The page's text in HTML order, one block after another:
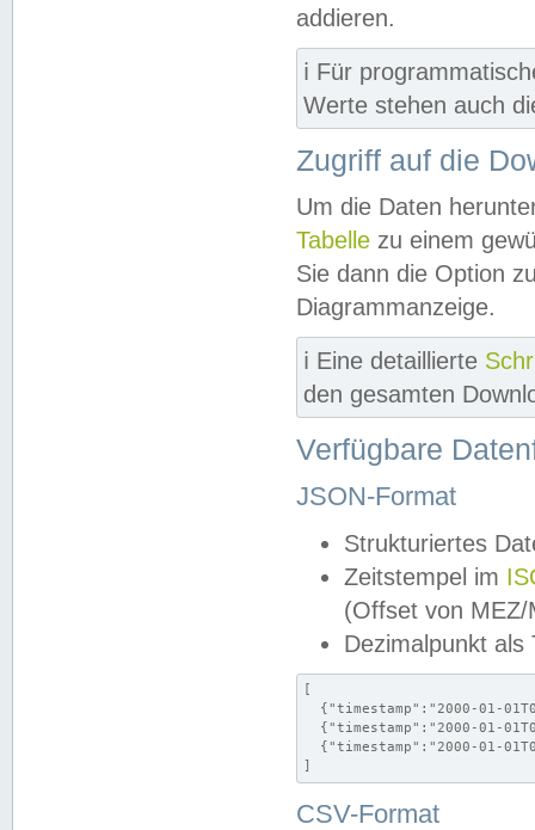
addieren.
ℹ️ Für
Werte stehen auch
Zugriff auf die
Um die Daten
Tabelle zu einem
Sie dann die Option
Diagrammanzeige.
ℹ️ Eine detaillierte
den gesamten
Verfügbare
JSON-Format
Strukturiertes
Zeitstempel im
(Offset von MEZ/
Dezimalpunkt als
[
{"timestamp":"2000-01-
{"timestamp":"2000-01-
{"timestamp":"2000-01-
]
CSV-Format